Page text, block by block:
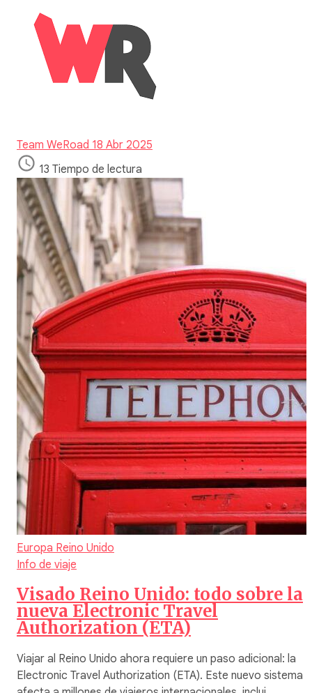
Team WeRoad 18 Abr 2025
13 Tiempo de lectura
Europa Reino Unido
Info de viaje
Visado Reino Unido: todo sobre la
nueva Electronic Travel
Authorization (ETA)
Viajar al Reino Unido ahora requiere un paso adicional: la
Electronic Travel Authorization (ETA). Este nuevo sistema